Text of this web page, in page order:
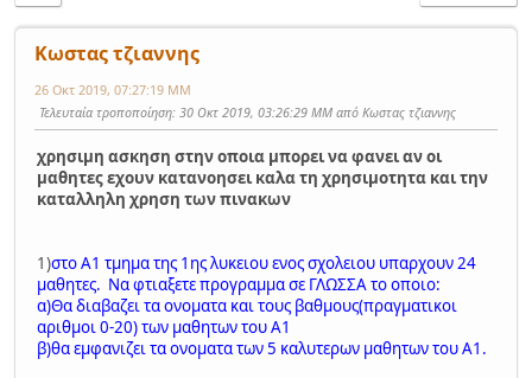
Κωστας τζιαννης
26 Οκτ 2019, 07:27:19 ΜΜ
Τελευταία τροποποίηση: 30 Οκτ 2019, 03:26:29 ΜΜ από Κωστας τζιαννης
χρησιμη ασκηση στην οποια μπορει να φανει αν οι
μαθητες εχουν κατανοησει καλα τη χρησιμοτητα και την
καταλληλη χρηση των πινακων
1)στο Α1 τμημα της 1ης λυκειου ενος σχολειου υπαρχουν 24
μαθητες. Να φτιαξετε προγραμμα σε ΓΛΩΣΣΑ το οποιο:
α)Θα διαβαζει τα ονοματα και τους βαθμους(πραγματικοι
αριθμοι 0-20) των μαθητων του Α1
β)θα εμφανιζει τα ονοματα των 5 καλυτερων μαθητων του Α1.